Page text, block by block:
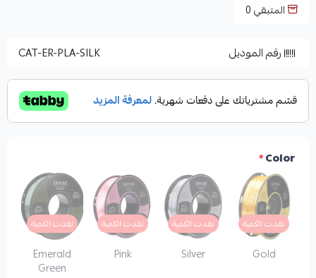
المتبقي0
رقم الموديل CAT-ER-PLA-SILK
Color
*
نفدت الكمية
Gold
نفدت الكمية
Silver
نفدت الكمية
Pink
نفدت الكمية
Emerald
Green